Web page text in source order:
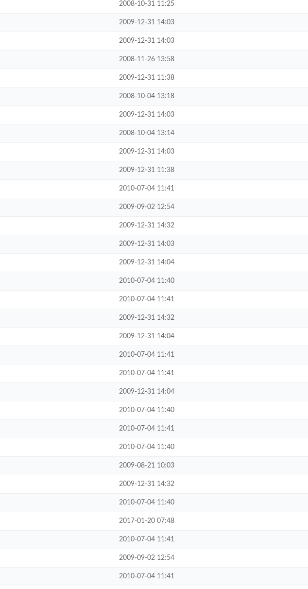
2008-10-31 11:25
2009-12-31 14:03
2009-12-31 14:03
2008-11-26 13:58
2009-12-31 11:38
2008-10-04 13:18
2009-12-31 14:03
2008-10-04 13:14
2009-12-31 14:03
2009-12-31 11:38
2010-07-04 11:41
2009-09-02 12:54
2009-12-31 14:32
2009-12-31 14:03
2009-12-31 14:04
2010-07-04 11:40
2010-07-04 11:41
2009-12-31 14:32
2009-12-31 14:04
2010-07-04 11:41
2010-07-04 11:41
2009-12-31 14:04
2010-07-04 11:40
2010-07-04 11:41
2010-07-04 11:40
2009-08-21 10:03
2009-12-31 14:32
2010-07-04 11:40
2017-01-20 07:48
2010-07-04 11:41
2009-09-02 12:54
2010-07-04 11:41